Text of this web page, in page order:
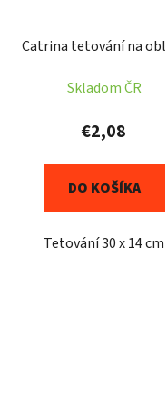
Catrina tetování na
Skladom ČR
€2,08
DO KOŠÍKA
Tetování 30 x 14 cm